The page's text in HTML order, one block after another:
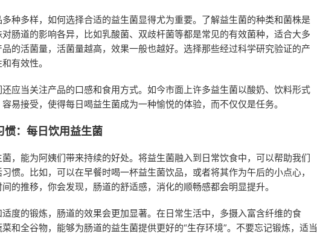
种多样，如何选择合适的益生菌显得尤为重要。了解益生菌的种类和菌株是
肠道的影响各异，比如乳酸菌、双歧杆菌等都是常见的有效菌种，适合大多
的活菌量，活菌量越高，效果一般也越好。选择那些经过科学研究验证的产
有效性。
应当关注产品的口感和食用方式。如今市面上许多益生菌以酸奶、饮料形式
易接受，使得每日喝益生菌成为一种愉悦的体验，而不仅仅是任务。
惯：每日饮用益生菌
，能为阿姨们带来持续的好处。将益生菌融入到日常饮食中，可以帮助我们
惯。比如，可以在早餐时喝一杯益生菌饮品，或者将其作为午后的小点心，
的推移，你会发现，肠道的舒适感，消化的顺畅感都会明显提升。
度的锻炼，肠道的效果会更加显著。在日常生活中，多摄入富含纤维的食
和全谷物，能够为肠道的益生菌提供更好的“生存环境”。不要忘记锻炼，适当